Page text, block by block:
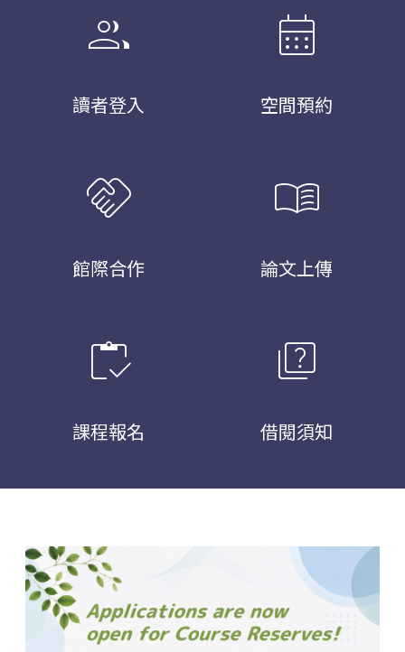
group
讀者登入
calendar_month
空間預約
handshake
館際合作
menu_book
論文上傳
inventory
課程報名
quiz
借閱須知